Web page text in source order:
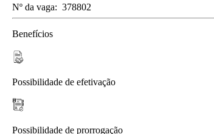
Nº da vaga: 378802
Benefícios
Possibilidade de efetivação
Possibilidade de prorrogação